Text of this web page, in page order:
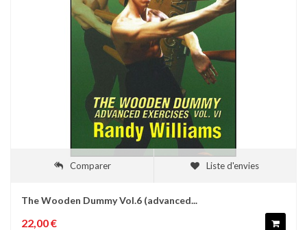
Comparer Liste d'envies
The Wooden Dummy Vol.6 (advanced...
22,00 €